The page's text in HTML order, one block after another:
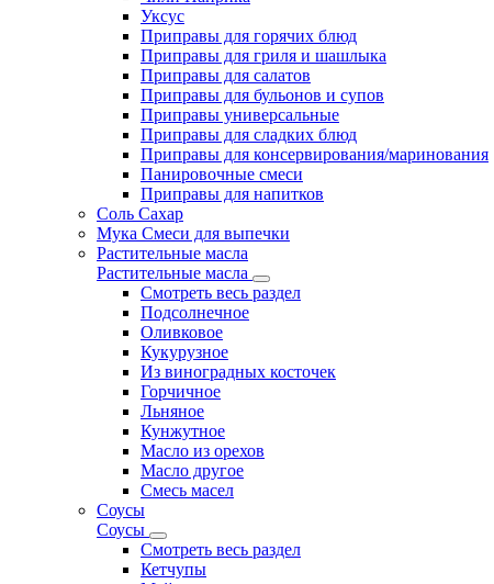
Уксус
Приправы для горячих блюд
Приправы для гриля и шашлыка
Приправы для салатов
Приправы для бульонов и супов
Приправы универсальные
Приправы для сладких блюд
Приправы для консервирования/маринования
Панировочные смеси
Приправы для напитков
Соль Сахар
Мука Смеси для выпечки
Растительные масла
Растительные масла
Смотреть весь раздел
Подсолнечное
Оливковое
Кукурузное
Из виноградных косточек
Горчичное
Льняное
Кунжутное
Масло из орехов
Масло другое
Смесь масел
Соусы
Соусы
Смотреть весь раздел
Кетчупы